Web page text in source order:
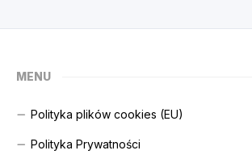
MENU
Polityka plików cookies (EU)
Polityka Prywatności